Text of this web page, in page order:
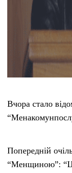
Вчора стало
Попередній
“Менщиною”: